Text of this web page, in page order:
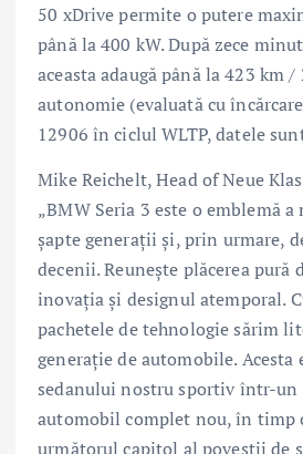
50 xDrive permite o putere
până la 400 kW. După zece
aceasta adaugă până la 423 km
autonomie (evaluată cu
12906 în ciclul WLTP, datele
Mike Reichelt, Head of Neue
„BMW Seria 3 este o emblemă
șapte generații și, prin urmare,
decenii. Reunește plăcerea pură
inovația și designul atemporal.
pachetele de tehnologie sărim
generație de automobile. Acesta
sedanului nostru sportiv într-un
automobil complet nou, în timp
următorul capitol al poveștii de